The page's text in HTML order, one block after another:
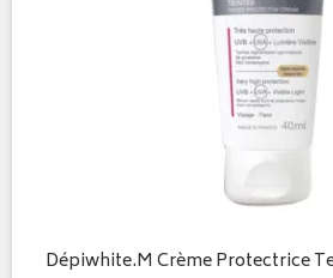
Dépiwhite.M Crème Protectrice